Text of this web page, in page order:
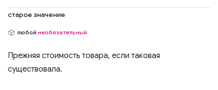
старое значение
любой необязательный
Прежняя стоимость товара, если таковая
существовала.